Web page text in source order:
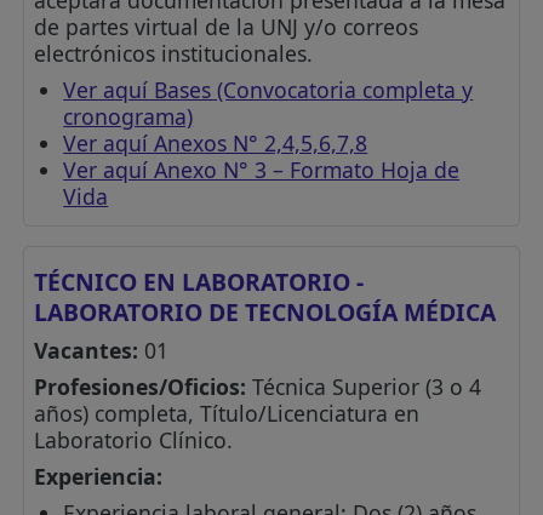
de partes virtual de la UNJ y/o correos
electrónicos institucionales.
Ver aquí Bases (Convocatoria completa y
cronograma)
Ver aquí Anexos N° 2,4,5,6,7,8
Ver aquí Anexo N° 3 – Formato Hoja de
Vida
TÉCNICO EN LABORATORIO -
LABORATORIO DE TECNOLOGÍA MÉDICA
Vacantes: 01
Profesiones/Oficios: Técnica Superior (3 o 4
años) completa, Título/Licenciatura en
Laboratorio Clínico.
Experiencia: